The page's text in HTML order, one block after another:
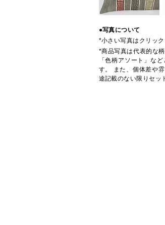
●写真について
*小さい写真はクリッ
*商品写真は代表的な
「色柄アソート」な
す。 また、個体差や
途記載のない限りセッ